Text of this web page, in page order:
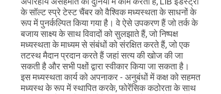
के सॉल्ट स्प्रे टेस्ट चैंबर को वैश्विक मध्यस्थता के साधनों के
रूप में पुनर्कल्पित किया गया है। वे ऐसे उपकरण हैं जो तर्क के
बजाय साक्ष्य के साथ विवादों को सुलझाते हैं, जो निष्पक्ष
मध्यस्थता के माध्यम से संबंधों को संरक्षित करते हैं, जो एक
तटस्थ मैदान प्रदान करते हैं जहां सत्य की खोज की जा
सकती है और सभी पक्षों द्वारा स्वीकार किया जा सकता है।
इस मध्यस्थता कार्य को अपनाकर - अनुबंधों में कक्ष को सहमत
मध्यस्थ के रूप में स्थापित करके, फोरेंसिक कठोरता के साथ